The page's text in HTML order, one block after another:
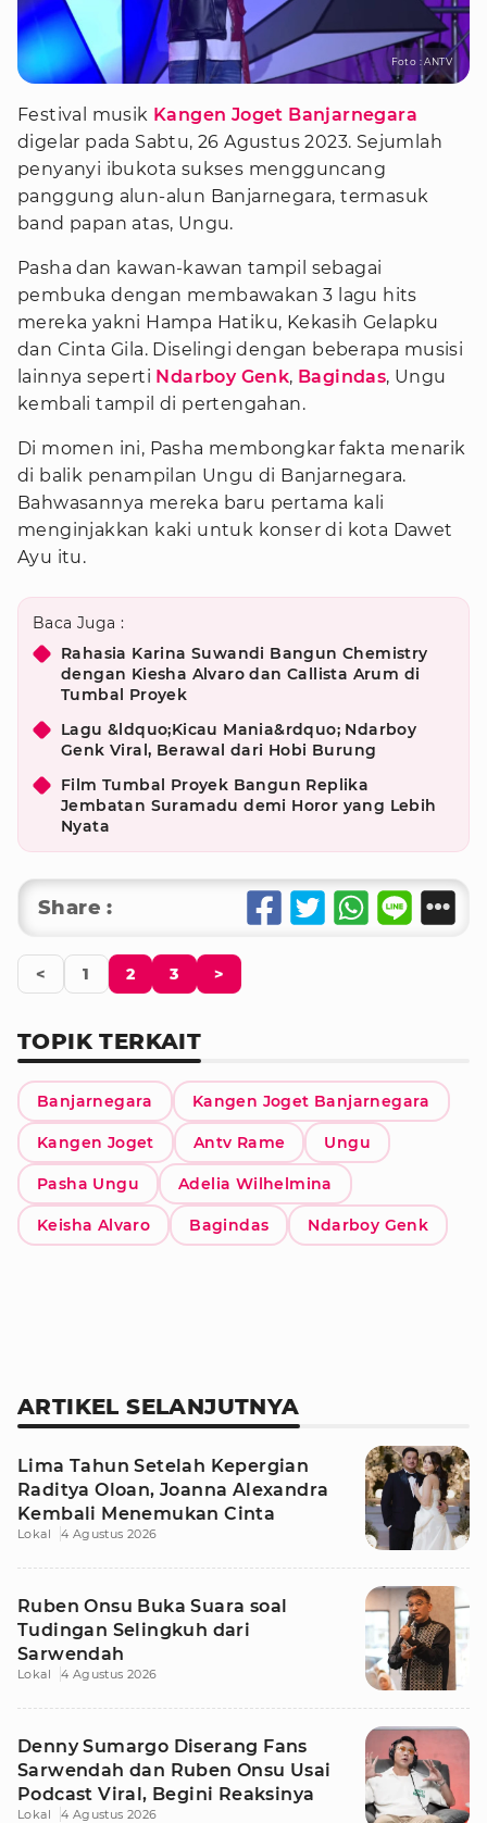
Foto : ANTV
Festival musik Kangen Joget Banjarnegara
digelar pada Sabtu, 26 Agustus 2023. Sejumlah
penyanyi ibukota sukses mengguncang
panggung alun-alun Banjarnegara, termasuk
band papan atas, Ungu.
Pasha dan kawan-kawan tampil sebagai
pembuka dengan membawakan 3 lagu hits
mereka yakni Hampa Hatiku, Kekasih Gelapku
dan Cinta Gila. Diselingi dengan beberapa musisi
lainnya seperti Ndarboy Genk, Bagindas, Ungu
kembali tampil di pertengahan.
Di momen ini, Pasha membongkar fakta menarik
di balik penampilan Ungu di Banjarnegara.
Bahwasannya mereka baru pertama kali
menginjakkan kaki untuk konser di kota Dawet
Ayu itu.
Baca Juga :
Rahasia Karina Suwandi Bangun Chemistry
dengan Kiesha Alvaro dan Callista Arum di
Tumbal Proyek
Lagu &ldquo;Kicau Mania&rdquo; Ndarboy
Genk Viral, Berawal dari Hobi Burung
Film Tumbal Proyek Bangun Replika
Jembatan Suramadu demi Horor yang Lebih
Nyata
Share :
< 1 2 3 >
TOPIK TERKAIT
Banjarnegara Kangen Joget Banjarnegara
Kangen Joget Antv Rame Ungu
Pasha Ungu Adelia Wilhelmina
Keisha Alvaro Bagindas Ndarboy Genk
ARTIKEL SELANJUTNYA
Lima Tahun Setelah Kepergian
Raditya Oloan, Joanna Alexandra
Kembali Menemukan Cinta
Lokal 4 Agustus 2026
Ruben Onsu Buka Suara soal
Tudingan Selingkuh dari
Sarwendah
Lokal 4 Agustus 2026
Denny Sumargo Diserang Fans
Sarwendah dan Ruben Onsu Usai
Podcast Viral, Begini Reaksinya
Lokal 4 Agustus 2026